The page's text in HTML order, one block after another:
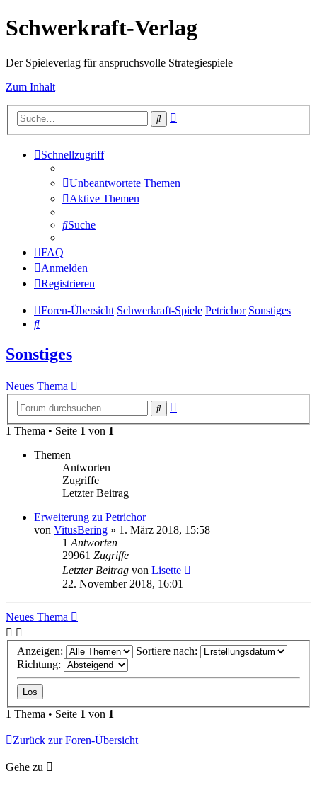
Schwerkraft-Verlag
Der Spieleverlag für anspruchsvolle Strategiespiele
Zum Inhalt
Suche
Schnellzugriff
Unbeantwortete Themen
Aktive Themen
Suche
FAQ
Anmelden
Registrieren
Foren-Übersicht Schwerkraft-Spiele Petrichor Sonstiges
Suche
Sonstiges
Neues Thema
Suche
1 Thema • Seite 1 von 1
Themen
Antworten
Zugriffe
Letzter Beitrag
Erweiterung zu Petrichor
von VitusBering » 1. März 2018, 15:58
1 Antworten
29961 Zugriffe
Letzter Beitrag von Lisette
22. November 2018, 16:01
Neues Thema
Anzeigen:
Sortiere nach:
Richtung:
1 Thema • Seite 1 von 1
Zurück zur Foren-Übersicht
Gehe zu